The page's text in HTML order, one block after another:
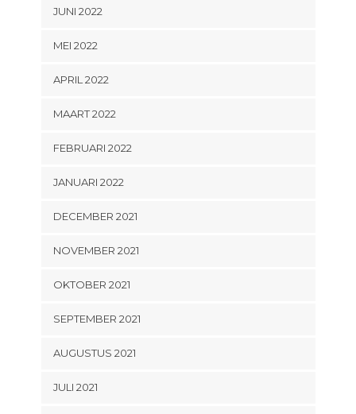
JUNI 2022
MEI 2022
APRIL 2022
MAART 2022
FEBRUARI 2022
JANUARI 2022
DECEMBER 2021
NOVEMBER 2021
OKTOBER 2021
SEPTEMBER 2021
AUGUSTUS 2021
JULI 2021